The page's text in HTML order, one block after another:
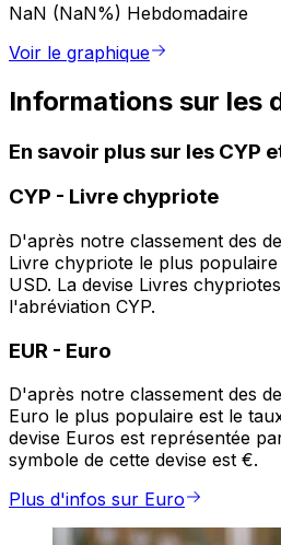
NaN (NaN%) Hebdomadaire
Voir le graphique
Informations sur les
En savoir plus sur les CYP
CYP - Livre chypriote
D'après notre classement des
Livre chypriote le plus
USD. La devise Livres
l'abréviation CYP.
EUR - Euro
D'après notre classement des
Euro le plus populaire est le
devise Euros est représentée
symbole de cette devise est €.
Plus d'infos sur Euro